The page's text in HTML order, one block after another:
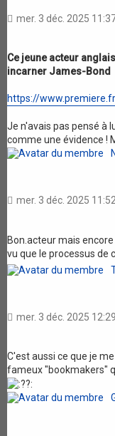
mer. 3 déc. 2025
Ce jeune acteur
incarner James-Bond
https://
Je n'avais pas pensé à
comme une évidence !
mer. 3 déc. 2025
Bon.acteur mais
vu que le processus de
mer. 3 déc. 2025 12:29
C'est aussi ce que je
fameux "bookmakers"